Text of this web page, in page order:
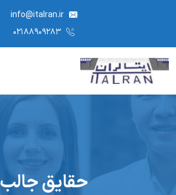
info@italran.ir
حقایق جالب